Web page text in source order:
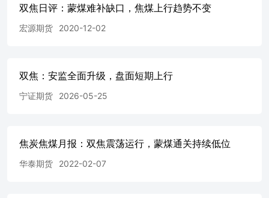
思路，注意做好风险控制。 关联品种关联品种焦炭焦煤所
双焦日评：蒙煤难补缺口，焦煤上行趋势不变
宏源期货 2020-12-02
双焦：安监全面升级，盘面短期上行
宁证期货 2026-05-25
焦炭焦煤月报：双焦震荡运行，蒙煤通关持续低位
华泰期货 2022-02-07